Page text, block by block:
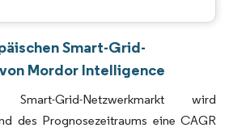
Smart-Grid-
Mordor Intelligence
Grid-Netzwerkmarkt wird
des Prognosezeitraums eine CAGR